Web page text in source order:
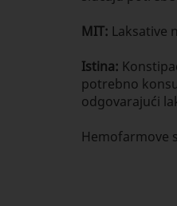
MIT: Laksative
Istina:
potrebno
odgovarajući
Hemofarmove